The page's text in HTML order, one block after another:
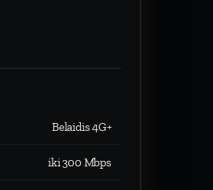
Belaidis 4G+
iki 300 Mbps